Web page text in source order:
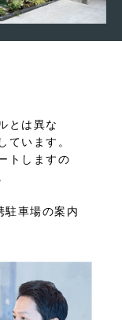
とは異な
ています。
トしますの
車場の案内